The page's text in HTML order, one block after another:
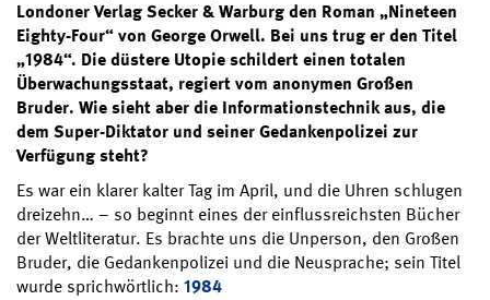
Londoner Verlag Secker & Warburg den Roman „Nineteen
Eighty-Four“ von George Orwell. Bei uns trug er den Titel
„1984“. Die düstere Utopie schildert einen totalen
Überwachungsstaat, regiert vom anonymen Großen
Bruder. Wie sieht aber die Informationstechnik aus, die
dem Super-Diktator und seiner Gedankenpolizei zur
Verfügung steht?
Es war ein klarer kalter Tag im April, und die Uhren schlugen
dreizehn… – so beginnt eines der einflussreichsten Bücher
der Weltliteratur. Es brachte uns die Unperson, den Großen
Bruder, die Gedankenpolizei und die Neusprache; sein Titel
wurde sprichwörtlich: 1984